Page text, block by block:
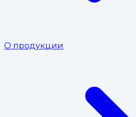
О продукции